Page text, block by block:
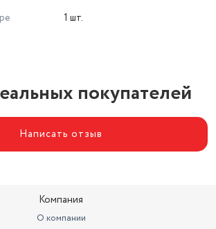
1 шт.
покупателей
Написать отзыв
Компания
О компании